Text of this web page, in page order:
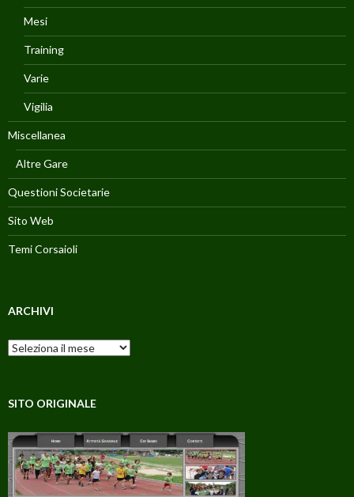
Mesi
Training
Varie
Vigilia
Miscellanea
Altre Gare
Questioni Societarie
Sito Web
Temi Corsaioli
ARCHIVI
Archivi
SITO ORIGINALE